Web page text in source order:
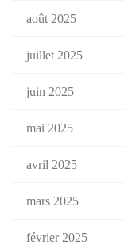
août 2025
juillet 2025
juin 2025
mai 2025
avril 2025
mars 2025
février 2025